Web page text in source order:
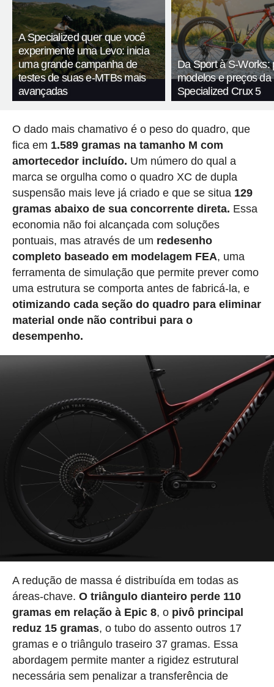
A Specialized quer que você
experimente uma Levo: inicia
uma grande campanha de
testes de suas e-MTBs mais
avançadas
Da Sport à S-Works:
modelos e preços da
Specialized Crux 5
O dado mais chamativo é o peso do quadro, que
fica em 1.589 gramas na tamanho M com
amortecedor incluído. Um número do qual a
marca se orgulha como o quadro XC de dupla
suspensão mais leve já criado e que se situa129
gramas abaixo de sua concorrente direta. Essa
economia não foi alcançada com soluções
pontuais, mas através de um redesenho
completo baseado em modelagem FEA, uma
ferramenta de simulação que permite prever como
uma estrutura se comporta antes de fabricá-la, e
otimizando cada seção do quadro para eliminar
material onde não contribui para o
desempenho.
A redução de massa é distribuída em todas as
áreas-chave. O triângulo dianteiro perde 110
gramas em relação à Epic 8, opivô principal
reduz 15 gramas, o tubo do assento outros 17
gramas e o triângulo traseiro 37 gramas. Essa
abordagem permite manter a rigidez estrutural
necessária sem penalizar a transferência de